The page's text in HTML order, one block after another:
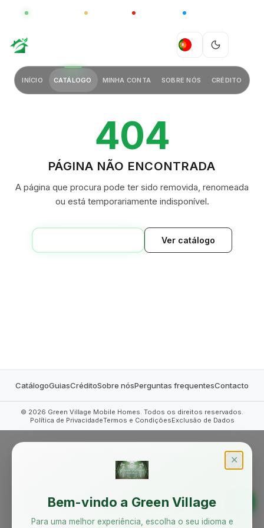
CHINA
PT
INÍCIO CATÁLOGO MINHA CONTA SOBRE NÓS CRÉDITO
404
PÁGINA NÃO ENCONTRADA
A página que procura pode ter sido removida, renomeada
ou está temporariamente indisponível.
Ver catálogo
CatálogoGuiasCréditoSobre nósPerguntas frequentesContacto
© 2026 Green Village Mobile Homes. Todos os direitos reservados.
Política de PrivacidadeTermos e CondiçõesExclusão de Dados
✕
Bem-vindo a Green Village
Para uma melhor experiência, escolha o seu idioma e